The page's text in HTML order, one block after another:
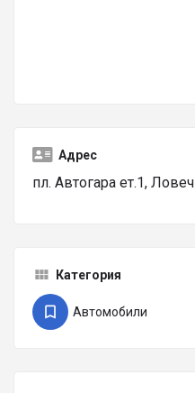
Адрес
пл. Автогара ет.1, Ловеч
Категория
Автомобили